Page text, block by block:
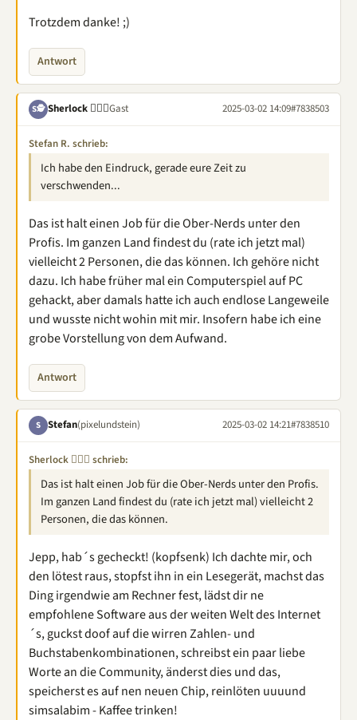
Trotzdem danke! ;)
Antwort
S🕵 Sherlock 🕵🏽‍♂️Gast 2025-03-02 14:09#7838503
Stefan R. schrieb:
Ich habe den Eindruck, gerade eure Zeit zu
verschwenden...
Das ist halt einen Job für die Ober-Nerds unter den
Profis. Im ganzen Land findest du (rate ich jetzt mal)
vielleicht 2 Personen, die das können. Ich gehöre nicht
dazu. Ich habe früher mal ein Computerspiel auf PC
gehackt, aber damals hatte ich auch endlose Langeweile
und wusste nicht wohin mit mir. Insofern habe ich eine
grobe Vorstellung von dem Aufwand.
Antwort
S Stefan(pixelundstein) 2025-03-02 14:21#7838510
Sherlock 🕵🏽‍♂️ schrieb:
Das ist halt einen Job für die Ober-Nerds unter den Profis.
Im ganzen Land findest du (rate ich jetzt mal) vielleicht 2
Personen, die das können.
Jepp, hab´s gecheckt! (kopfsenk) Ich dachte mir, och
den lötest raus, stopfst ihn in ein Lesegerät, machst das
Ding irgendwie am Rechner fest, lädst dir ne
empfohlene Software aus der weiten Welt des Internet
´s, guckst doof auf die wirren Zahlen- und
Buchstabenkombinationen, schreibst ein paar liebe
Worte an die Community, änderst dies und das,
speicherst es auf nen neuen Chip, reinlöten uuuund
simsalabim - Kaffee trinken!